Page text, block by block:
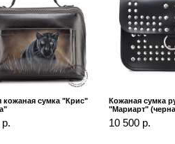
кожаная сумка "Крис"
Кожаная сумка
"Мариарт"
10 500 р.